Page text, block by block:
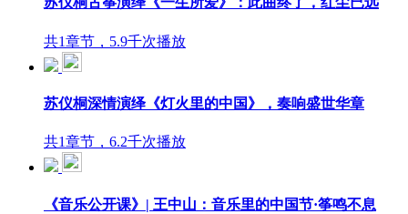
共1章节，5.9千次播放
苏仪桐深情演绎《灯火里的中国》，奏响盛世华章
共1章节，6.2千次播放
《音乐公开课》| 王中山：音乐里的中国节·筝鸣不息